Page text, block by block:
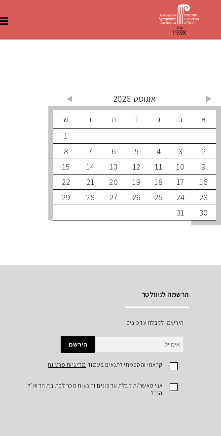
ב ד ה ו
ש
3
5
6
7
8
10
11
12
13
14
15
17
18
19
20
21
22
24
25
26
27
28
29
31
הרשמה לניוזלטר
הירשמו לקבלת עדכונים
קראתי והסכמתי לתנאים בעמודמדיניות פרטיות
אני מאשר/ת קבלת עדכונים והצעות מכר לכתובת הדוא"ל
הנ"ל